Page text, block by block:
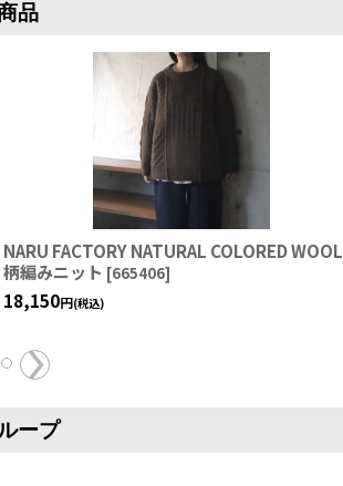
品
NARU FACTORY NATURAL COLORED WOOL
柄編みニット [665406]
18,150円(税込)
ープ